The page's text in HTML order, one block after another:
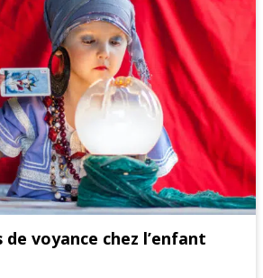
voyance chez l’enfant